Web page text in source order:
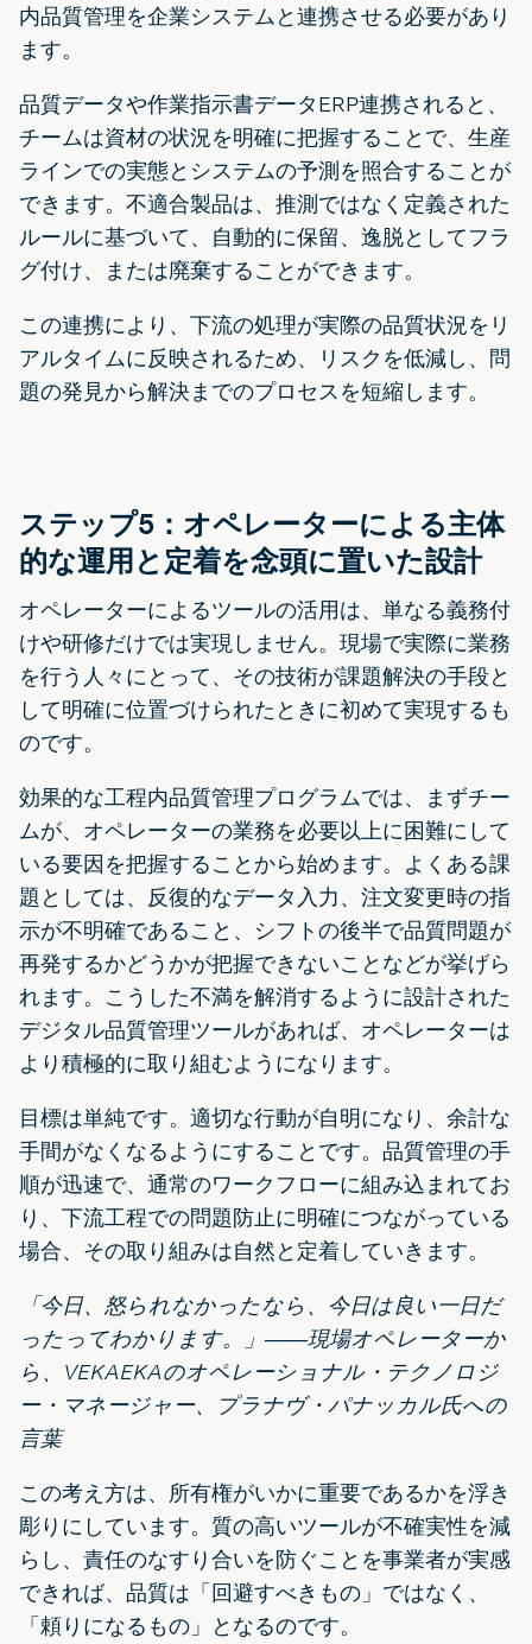
内品質管理を企業システムと連携させる必要があり
ます。
品質データや作業指示書データERP連携されると、
チームは資材の状況を明確に把握することで、生産
ラインでの実態とシステムの予測を照合することが
できます。不適合製品は、推測ではなく定義された
ルールに基づいて、自動的に保留、逸脱としてフラ
グ付け、または廃棄することができます。
この連携により、下流の処理が実際の品質状況をリ
アルタイムに反映されるため、リスクを低減し、問
題の発見から解決までのプロセスを短縮します。
ステップ5：オペレーターによる主体
的な運用と定着を念頭に置いた設計
オペレーターによるツールの活用は、単なる義務付
けや研修だけでは実現しません。現場で実際に業務
を行う人々にとって、その技術が課題解決の手段と
して明確に位置づけられたときに初めて実現するも
のです。
効果的な工程内品質管理プログラムでは、まずチー
ムが、オペレーターの業務を必要以上に困難にして
いる要因を把握することから始めます。よくある課
題としては、反復的なデータ入力、注文変更時の指
示が不明確であること、シフトの後半で品質問題が
再発するかどうかが把握できないことなどが挙げら
れます。こうした不満を解消するように設計された
デジタル品質管理ツールがあれば、オペレーターは
より積極的に取り組むようになります。
目標は単純です。適切な行動が自明になり、余計な
手間がなくなるようにすることです。品質管理の手
順が迅速で、通常のワークフローに組み込まれてお
り、下流工程での問題防止に明確につながっている
場合、その取り組みは自然と定着していきます。
「今日、怒られなかったなら、今日は良い一日だ
ったってわかります。」――現場オペレーターか
ら、VEKAEKAのオペレーショナル・テクノロジ
ー・マネージャー、プラナヴ・パナッカル氏への
言葉
この考え方は、所有権がいかに重要であるかを浮き
彫りにしています。質の高いツールが不確実性を減
らし、責任のなすり合いを防ぐことを事業者が実感
できれば、品質は「回避すべきもの」ではなく、
「頼りになるもの」となるのです。